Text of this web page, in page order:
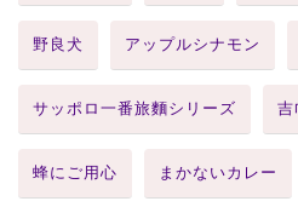
野良犬 アップルシナモン
サッポロ一番旅麵シリーズ 吉
蜂にご用心 まかないカレー